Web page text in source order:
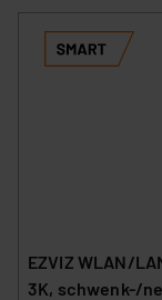
EZVIZ WLAN/
3K, schwenk-/